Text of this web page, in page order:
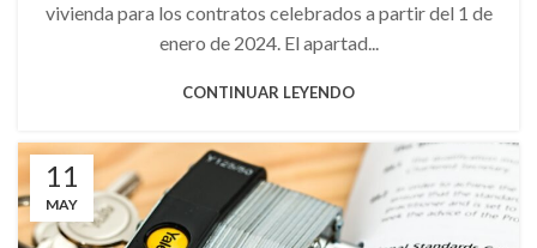
vivienda para los contratos celebrados a partir del 1 de
enero de 2024. El apartad...
CONTINUAR LEYENDO
11
MAY